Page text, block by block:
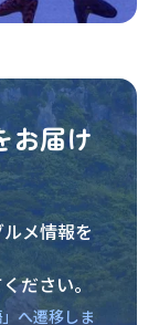
お届け
メ情報を
ださい。
へ遷移しま